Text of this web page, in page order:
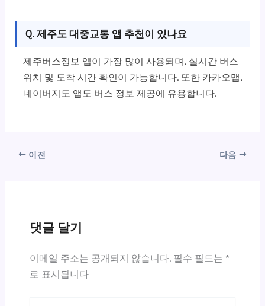
Q. 제주도 대중교통 앱 추천이 있나요
제주버스정보 앱이 가장 많이 사용되며, 실시간 버스
위치 및 도착 시간 확인이 가능합니다. 또한 카카오맵,
네이버지도 앱도 버스 정보 제공에 유용합니다.
이전 다음
댓글 달기
이메일 주소는 공개되지 않습니다. 필수 필드는 *
로 표시됩니다